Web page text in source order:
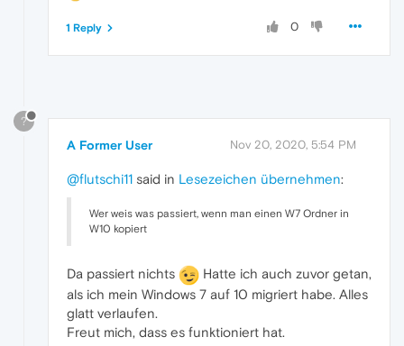
0
1 Reply
?
A Former User Nov 20, 2020, 5:54 PM
@flutschi11 said in Lesezeichen übernehmen:
Wer weis was passiert, wenn man einen W7 Ordner in
W10 kopiert
Da passiert nichts
Hatte ich auch zuvor getan,
als ich mein Windows 7 auf 10 migriert habe. Alles
glatt verlaufen.
Freut mich, dass es funktioniert hat.